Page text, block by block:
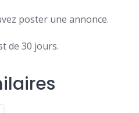
poster une annonce.
de 30 jours.